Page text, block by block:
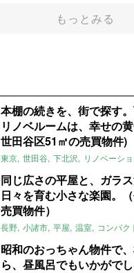
もっとみる
本棚の続きを、街で探す
リノベルームは、幸せの
世田谷区51㎡の売買物件)
東京 世田谷 下北沢 リノベーシ
同じ広さの平屋と、ガラ
日々を育む小さな楽園。
売買物件）
長野 小諸市 平屋 温室 コンパク
昭和のおっちゃん物件で
ら、昼風呂でもいかがで